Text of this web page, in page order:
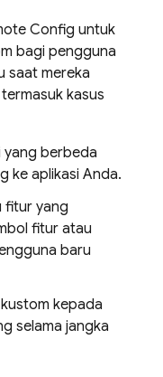
Config untuk
bagi pengguna
saat mereka
kasus
yang berbeda
ke aplikasi Anda.
fitur yang
fitur atau
baru
kepada
selama jangka